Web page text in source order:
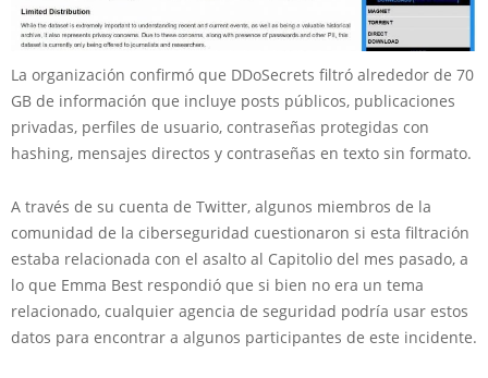
La organización confirmó que DDoSecrets filtró alrededor de 70
GB de información que incluye posts públicos, publicaciones
privadas, perfiles de usuario, contraseñas protegidas con
hashing, mensajes directos y contraseñas en texto sin formato.
A través de su cuenta de Twitter, algunos miembros de la
comunidad de la ciberseguridad cuestionaron si esta filtración
estaba relacionada con el asalto al Capitolio del mes pasado, a
lo que Emma Best respondió que si bien no era un tema
relacionado, cualquier agencia de seguridad podría usar estos
datos para encontrar a algunos participantes de este incidente.